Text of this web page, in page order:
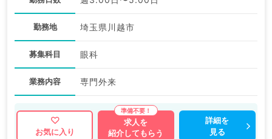
勤務地 埼玉県川越市
募集科目 眼科
業務内容 専門外来
お気に入り
求人を
紹介してもらう
詳細を
見る